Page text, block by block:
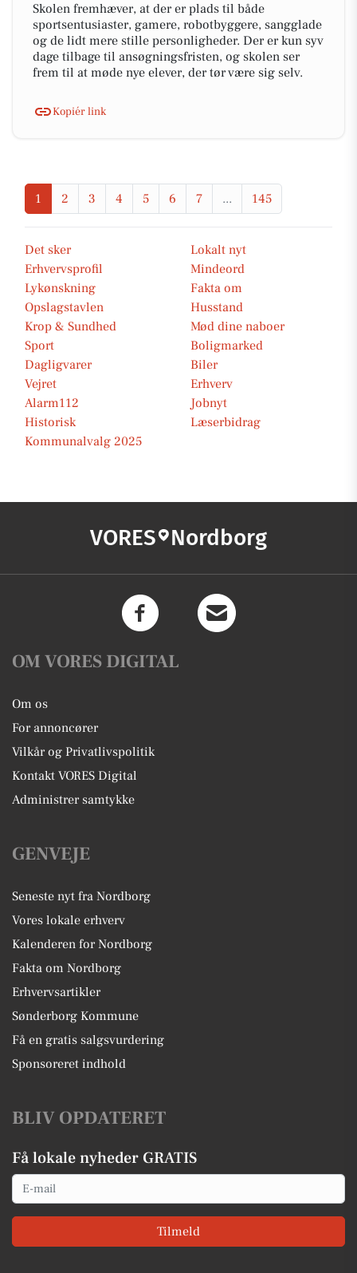
Skolen fremhæver, at der er plads til både
sportsentusiaster, gamere, robotbyggere, sangglade
og de lidt mere stille personligheder. Der er kun syv
dage tilbage til ansøgningsfristen, og skolen ser
frem til at møde nye elever, der tør være sig selv.
Kopiér link
1 2 3 4 5 6 7 ... 145
Det sker
Lokalt nyt
Erhvervsprofil
Mindeord
Lykønskning
Fakta om
Opslagstavlen
Husstand
Krop & Sundhed
Mød dine naboer
Sport
Boligmarked
Dagligvarer
Biler
Vejret
Erhverv
Alarm112
Jobnyt
Historisk
Læserbidrag
Kommunalvalg 2025
VORES Nordborg
OM VORES DIGITAL
Om os
For annoncører
Vilkår og Privatlivspolitik
Kontakt VORES Digital
Administrer samtykke
GENVEJE
Seneste nyt fra Nordborg
Vores lokale erhverv
Kalenderen for Nordborg
Fakta om Nordborg
Erhvervsartikler
Sønderborg Kommune
Få en gratis salgsvurdering
Sponsoreret indhold
BLIV OPDATERET
Få lokale nyheder GRATIS
Email
Tilmeld